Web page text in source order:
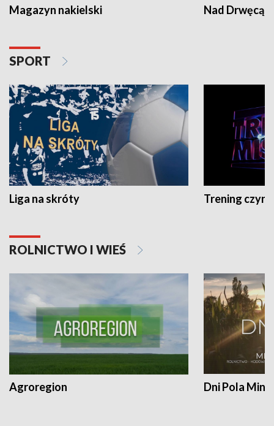
Magazyn nakielski Nad Drwęcą
SPORT
Liga na skróty Trening czyni
ROLNICTWO I WIEŚ
Agroregion Dni Pola